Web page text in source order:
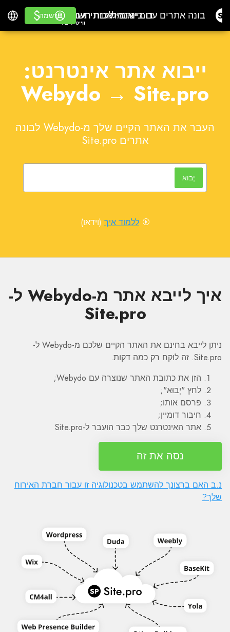
בונה אתרים עם בינה מלאכותית
בונה אתרים עם בינה מלאכותית
דומיינים
דומייניםאימייל
אימיילתוכנת חשבונאות
תוכנת חשבונאות
עבור משווקיםווייט
עבור משווקים
ווייט לייבל
לִלמוֹד
לִלמוֹד
הרשמה
הרשמה
התחבר $
$
ייבוא אתר אינטרנט:
Webydo → Site.pro
העבר את האתר הקיים שלך מ-Webydo לבונה
אתרים Site.pro
יְבוּא
ללמוד איך (וידאו)
איך לייבא אתר מ-Webydo ל-
Site.pro
ניתן לייבא בחינם את האתר הקיים שלכם מ-Webydo ל-
Site.pro. זה לוקח רק כמה דקות.
הזן את כתובת האתר שנוצרה עם Webydo;
לחץ "יְבוּא";
פרסם אותו;
חיבור דומיין;
אתר האינטרנט שלך כבר הועבר ל-Site.pro
נסה את זה
נ.ב האם ברצונך להשתמש בטכנולוגיה זו עבור חברת האירוח
שלך?